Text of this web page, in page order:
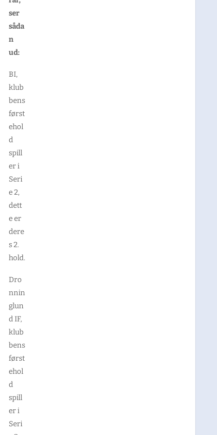
ser
såda
n
ud:
BI,
klub
bens
først
ehol
d
spill
er i
Seri
e 2,
dett
e er
dere
s 2.
hold.
Dro
nnin
glun
d IF,
klub
bens
først
ehol
d
spill
er i
Seri